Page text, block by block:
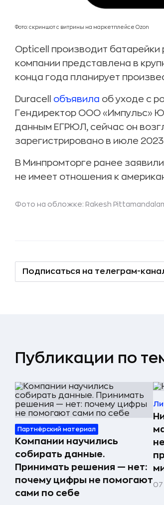
Фото: скриншот с витрины на маркетплейсе Ozon
Opticell производит батарейки
компании представлена в
конца года планирует
Duracell объявила об уходе с
Гендиректор ООО «Импульс»
данным ЕГРЮЛ, сейчас он
зарегистрировано в июле
В Минпромторге ранее
не имеет отношения к
Фото на обложке: Rakesh
Подписаться на телеграм-
Публикации по
Партнёрский материал
Компании научились
собирать данные.
Принимать решения — нет:
почему цифры не помогают
сами по себе
07